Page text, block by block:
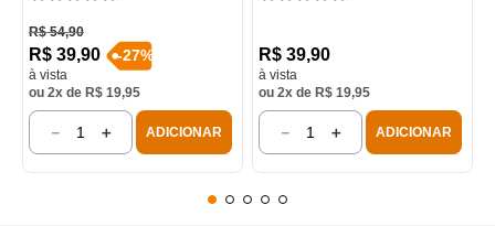
R$ 54,90
R$ 39,90
à vista
-27%
ou 2x de R$ 19,95
＋
－ ADICIONAR
R$ 39,90
à vista
ou 2x de R$ 19,95
＋
－ ADICIONAR